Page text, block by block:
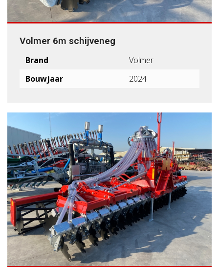
Volmer 6m schijveneg
Brand
Volmer
Bouwjaar
2024